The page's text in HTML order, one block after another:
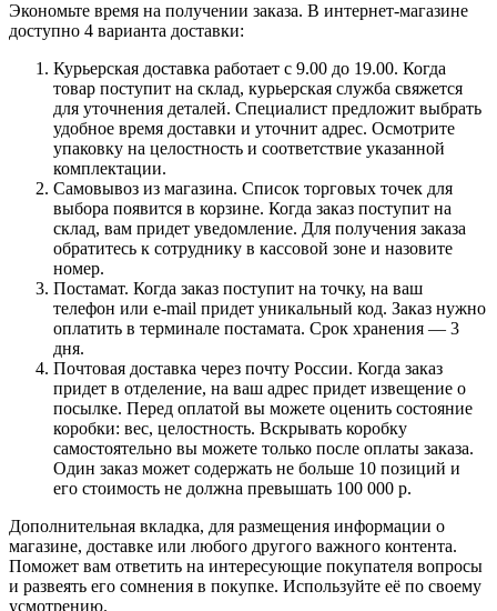
Экономьте время на получении заказа. В интернет-магазине
доступно 4 варианта доставки:
Курьерская доставка работает с 9.00 до 19.00. Когда
товар поступит на склад, курьерская служба свяжется
для уточнения деталей. Специалист предложит выбрать
удобное время доставки и уточнит адрес. Осмотрите
упаковку на целостность и соответствие указанной
комплектации.
Самовывоз из магазина. Список торговых точек для
выбора появится в корзине. Когда заказ поступит на
склад, вам придет уведомление. Для получения заказа
обратитесь к сотруднику в кассовой зоне и назовите
номер.
Постамат. Когда заказ поступит на точку, на ваш
телефон или e-mail придет уникальный код. Заказ нужно
оплатить в терминале постамата. Срок хранения — 3
дня.
Почтовая доставка через почту России. Когда заказ
придет в отделение, на ваш адрес придет извещение о
посылке. Перед оплатой вы можете оценить состояние
коробки: вес, целостность. Вскрывать коробку
самостоятельно вы можете только после оплаты заказа.
Один заказ может содержать не больше 10 позиций и
его стоимость не должна превышать 100 000 р.
Дополнительная вкладка, для размещения информации о
магазине, доставке или любого другого важного контента.
Поможет вам ответить на интересующие покупателя вопросы
и развеять его сомнения в покупке. Используйте её по своему
усмотрению.